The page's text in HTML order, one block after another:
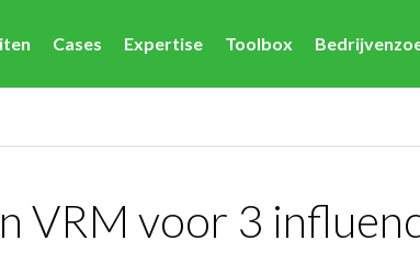
Cases Expertise Toolbox
VRM voor 3